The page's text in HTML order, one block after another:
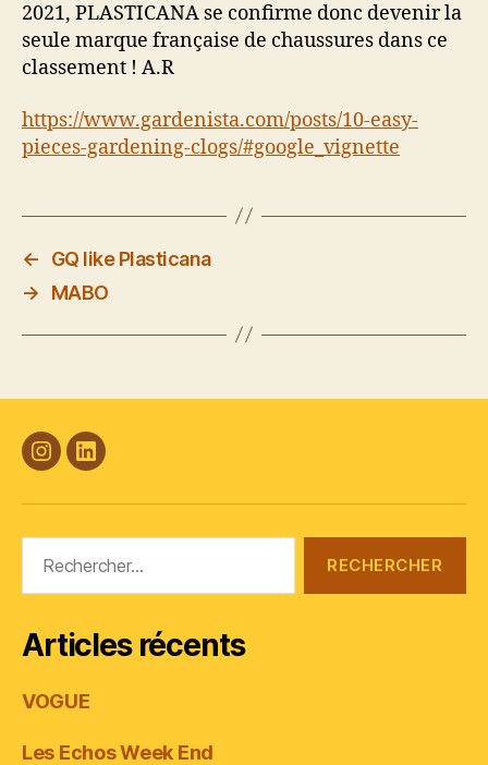
2021, PLASTICANA se confirme donc devenir la
seule marque française de chaussures dans ce
classement ! A.R
https://www.gardenista.com/posts/10-easy-
pieces-gardening-clogs/#google_vignette
←
GQ like Plasticana
→
MABO
#Plasticana
Linkedin
Articles récents
VOGUE
Les Echos Week End